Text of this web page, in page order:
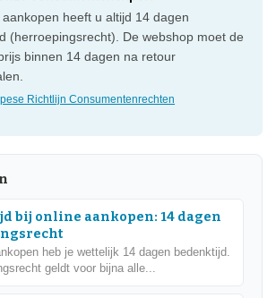
aankopen heeft u altijd 14 dagen
(herroepingsrecht). De webshop moet de
binnen 14 dagen na retour
Richtlijn Consumentenrechten
bij online aankopen: 14 dagen
heb je wettelijk 14 dagen bedenktijd.
geldt voor bijna alle...